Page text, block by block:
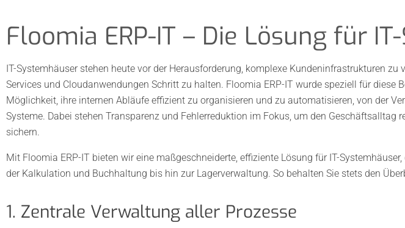
Floomia ERP-IT – Die Lösung für
IT-Systemhäuser stehen heute vor der Herausforderung, komplexe Kundeninfrastrukturen
Services und Cloudanwendungen Schritt zu halten. Floomia ERP-IT wurde speziell für diese
Möglichkeit, ihre internen Abläufe effizient zu organisieren und zu automatisieren, von der
Systeme. Dabei stehen Transparenz und Fehlerreduktion im Fokus, um den
sichern.
Mit Floomia ERP-IT bieten wir eine maßgeschneiderte, effiziente Lösung für IT-
der Kalkulation und Buchhaltung bis hin zur Lagerverwaltung. So behalten Sie stets den
1. Zentrale Verwaltung aller Prozesse